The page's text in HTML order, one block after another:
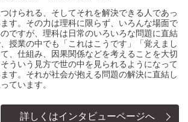
けられる、そしてそれを解決できる人であっ
す。その力は理科に限らず、いろんな場面で
ですが、理科は日常のいろいろな問題に直結
授業の中でも「これはこうです」「覚えまし
、仕組み、因果関係などを考えることを大切
ういう見方で世の中を見られるようになって
す。それが社会が抱える問題の解決に直結し
ています。
詳しくはインタビューページへ